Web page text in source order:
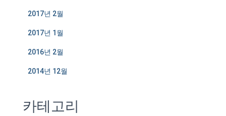
2017년 2월
2017년 1월
2016년 2월
2014년 12월
카테고리